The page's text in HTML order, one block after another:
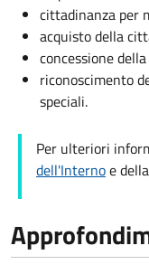
cittadinanza per
acquisto della
concessione
riconoscimento
speciali.
Per ulteriori
dell'Internoe della